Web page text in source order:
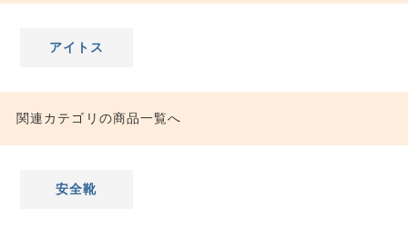
アイトス
関連カテゴリの商品一覧へ
安全靴